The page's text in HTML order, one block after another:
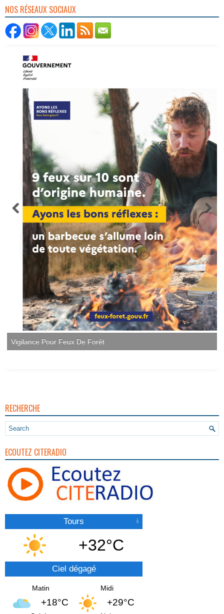
NOS RÉSEAUX SOCIAUX
Vigilance Pour Feux De Forêt
RECHERCHE
ECOUTEZ CITERADIO
Tours
+32°C
Ciel dégagé
Matin
+18°C
Midi
+29°C